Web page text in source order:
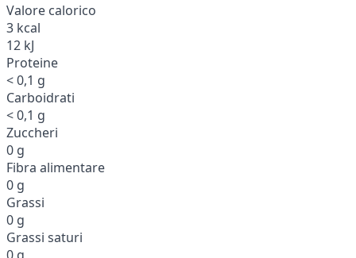
Valore calorico
3 kcal
12 kJ
Proteine
< 0,1 g
Carboidrati
< 0,1 g
Zuccheri
0 g
Fibra alimentare
0 g
Grassi
0 g
Grassi saturi